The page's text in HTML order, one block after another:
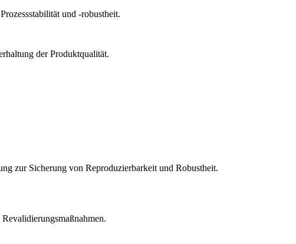
und -robustheit.
der Produktqualität.
zur Sicherung von Reproduzierbarkeit und Robustheit.